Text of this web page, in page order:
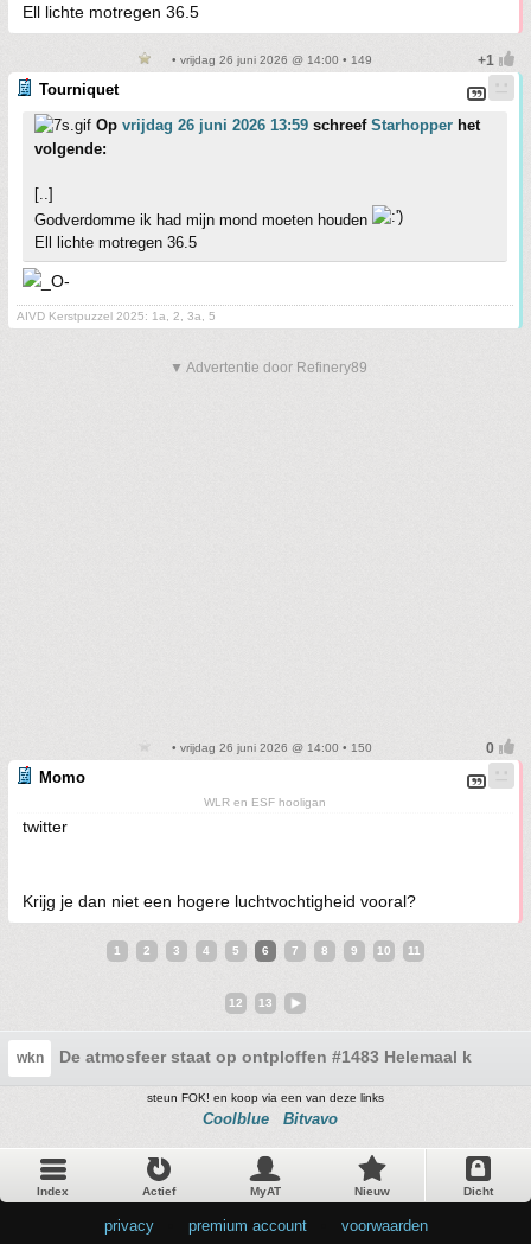
Ell lichte motregen 36.5
• vrijdag 26 juni 2026 @ 14:00 • 149
Tourniquet
Op vrijdag 26 juni 2026 13:59 schreef Starhopper het
volgende:
[..]
Godverdomme ik had mijn mond moeten houden
Ell lichte motregen 36.5
AIVD Kerstpuzzel 2025: 1a, 2, 3a, 5
▼ Advertentie door Refinery89
• vrijdag 26 juni 2026 @ 14:00 • 150
Momo
WLR en ESF hooligan
twitter
Krijg je dan niet een hogere luchtvochtigheid vooral?
1 2 3 4 5 6 7 8 9 10 11
12 13
wkn De atmosfeer staat op ontploffen #1483 Helemaal kapot
steun FOK! en koop via een van deze links
Coolblue Bitvavo
Index Actief MyAT Nieuw Dicht
privacy premium account voorwaarden